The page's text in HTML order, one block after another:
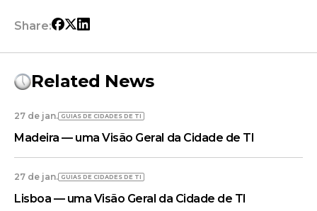
Share:
Related News
27 de jan. GUIAS DE CIDADES DE TI
Madeira — uma Visão Geral da Cidade de TI
27 de jan. GUIAS DE CIDADES DE TI
Lisboa — uma Visão Geral da Cidade de TI